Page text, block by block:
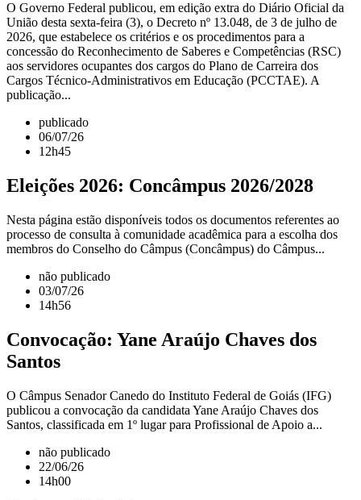
O Governo Federal publicou, em edição extra do Diário Oficial da
União desta sexta-feira (3), o Decreto nº 13.048, de 3 de julho de
2026, que estabelece os critérios e os procedimentos para a
concessão do Reconhecimento de Saberes e Competências (RSC)
aos servidores ocupantes dos cargos do Plano de Carreira dos
Cargos Técnico-Administrativos em Educação (PCCTAE). A
publicação...
publicado
06/07/26
12h45
Eleições 2026: Concâmpus 2026/2028
Nesta página estão disponíveis todos os documentos referentes ao
processo de consulta à comunidade acadêmica para a escolha dos
membros do Conselho do Câmpus (Concâmpus) do Câmpus...
não publicado
03/07/26
14h56
Convocação: Yane Araújo Chaves dos
Santos
O Câmpus Senador Canedo do Instituto Federal de Goiás (IFG)
publicou a convocação da candidata Yane Araújo Chaves dos
Santos, classificada em 1º lugar para Profissional de Apoio a...
não publicado
22/06/26
14h00